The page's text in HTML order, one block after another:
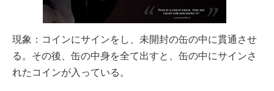
現象：コインにサインをし、未開封の缶の中に貫通させ
る。その後、缶の中身を全て出すと、缶の中にサインさ
れたコインが入っている。